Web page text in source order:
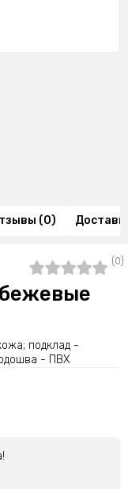
(0)
(0)
подклад -
- ПВХ